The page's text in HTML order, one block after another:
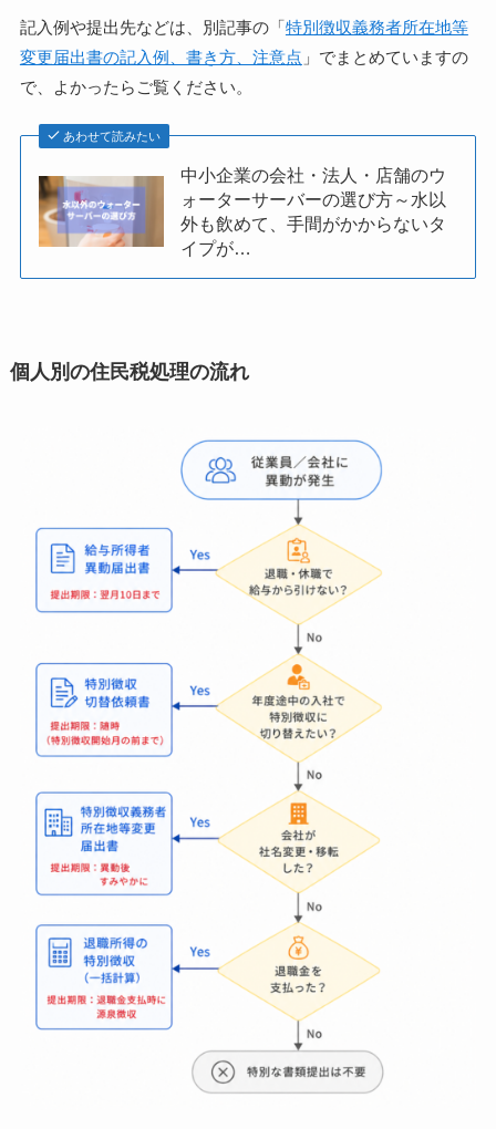
記入例や提出先などは、別記事の「特別徴収義務者所在地等
変更届出書の記入例、書き方、注意点 」でまとめていますの
で、よかったらご覧ください。
あわせて読みたい
中小企業の会社・法人・店舗のウ
ォーターサーバーの選び方～水以
外も飲めて、手間がかからないタ
イプが…
個人別の住民税処理の流れ